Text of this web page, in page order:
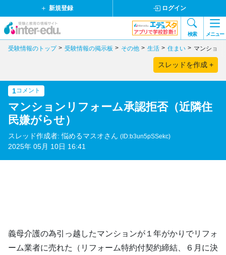
新規登録 ログイン
検索 メニュー
受験情報のトップ 受験情報の掲示板 その他 生活 住まい マンショ
スレッドを作成 +
1コメント
マンションリフォーム承認拒否（近隣住
民嫌がらせ）
スレッド作成者: 悩めるマスオさん (ID:b3un5pSSekc)
2025年 05月 10日 16:41
義母介護の為引っ越したマンションが１年がかりでリフォ
ーム業者に売れた（リフォーム特約付契約締結、６月に決